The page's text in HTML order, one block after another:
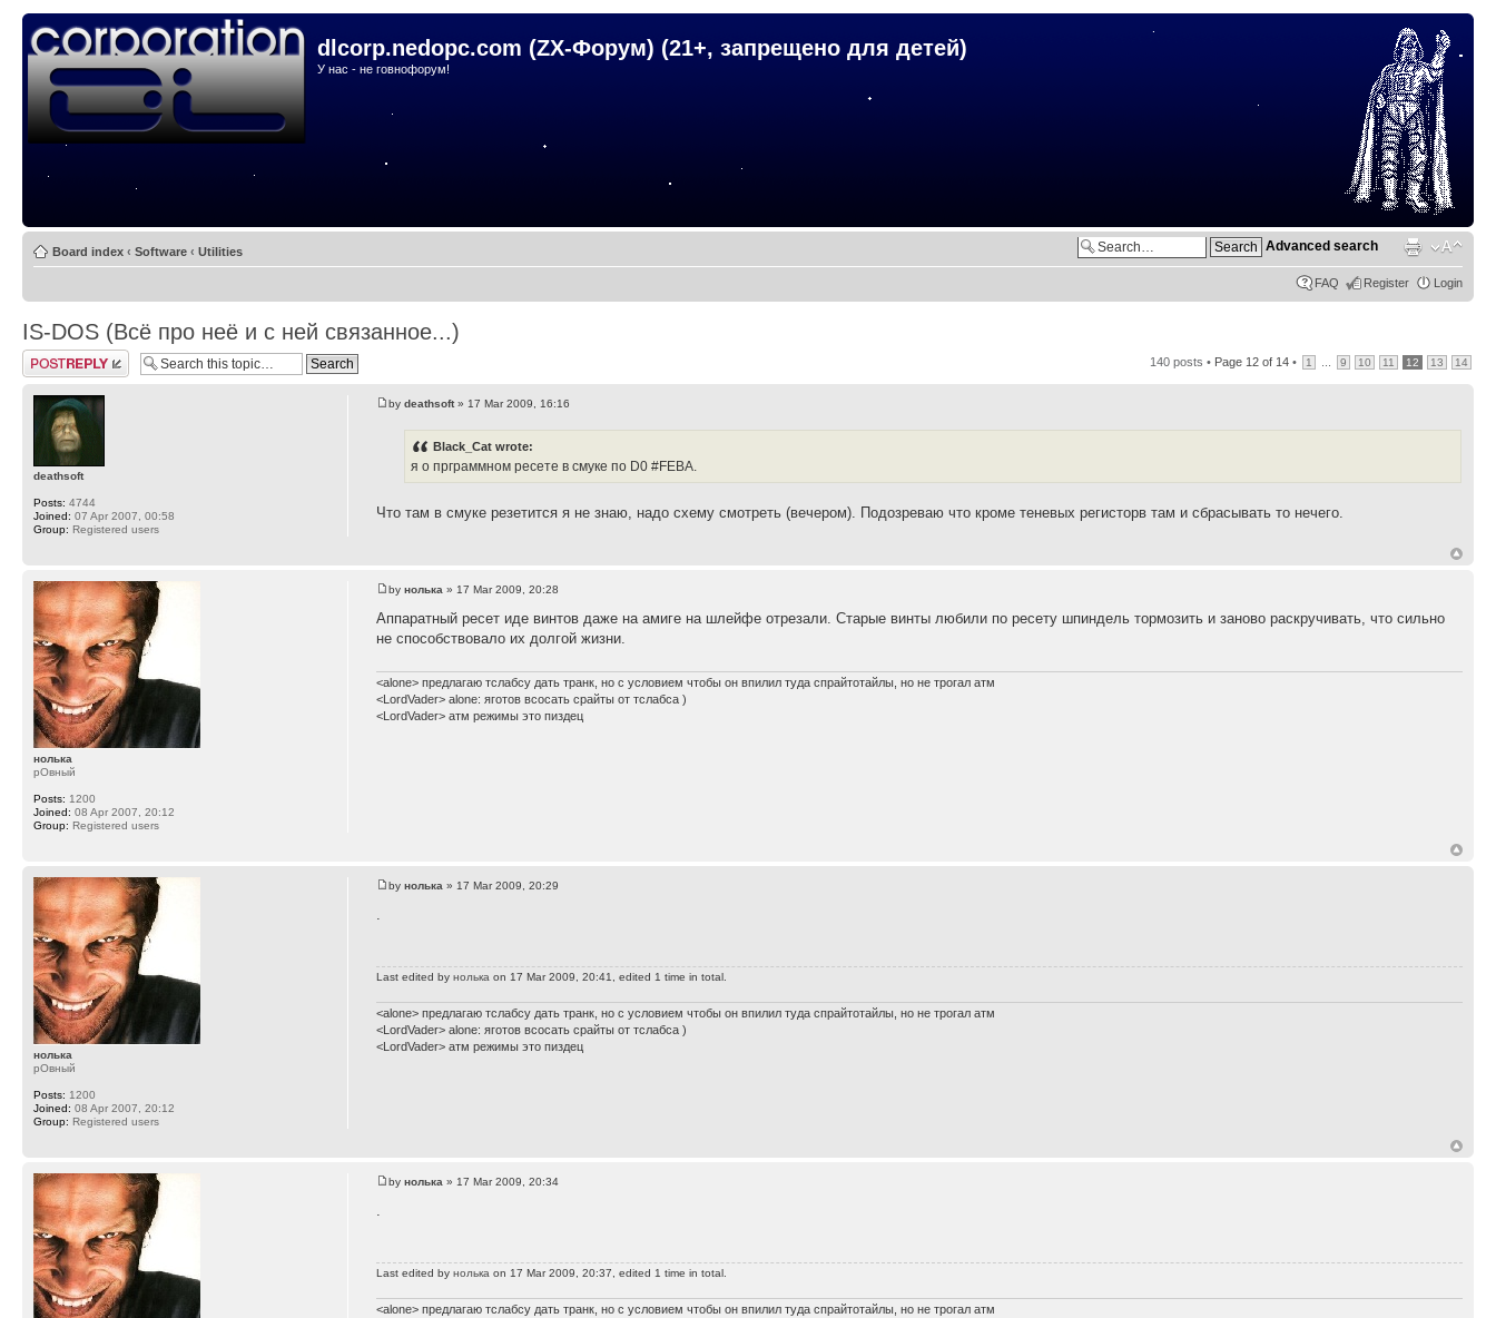
dlcorp.nedopc.com (ZX-Форум) (21+, запрещено для детей)
У нас - не говнофорум!
Board index ‹ Software ‹ Utilities Advanced search
FAQ Register Login
IS-DOS (Всё про неё и с ней связанное...)
Post a reply 140 posts • Page 12 of 14 • 1 9 10 11 12 13 14
bydeathsoft» 17 Mar 2009, 16:16
Black_Cat wrote:
я о прграммном ресете в смуке по D0 #FEBA.
Что там в смуке резетится я не знаю, надо схему смотреть (вечером). Подозреваю что кроме теневых регисторв там и сбрасывать то нечего.
deathsoft
Posts: 4744
Joined: 07 Apr 2007, 00:58
Group: Registered users
byнолька » 17 Mar 2009, 20:28
Аппаратный ресет иде винтов даже на амиге на шлейфе отрезали. Старые винты любили по ресету шпиндель тормозить и заново раскручивать, что сильно
не способствовало их долгой жизни.
<alone> предлагаю тслабсу дать транк, но с условием чтобы он впилил туда спрайтотайлы, но не трогал атм
<LordVader> alone: яготов всосать срайты от тслабса )
<LordVader> атм режимы это пиздец
нолька
рОвный
Posts: 1200
Joined: 08 Apr 2007, 20:12
Group: Registered users
byнолька » 17 Mar 2009, 20:29
Last edited byнолька on 17 Mar 2009, 20:41, edited 1 time in total.
<alone> предлагаю тслабсу дать транк, но с условием чтобы он впилил туда спрайтотайлы, но не трогал атм
<LordVader> alone: яготов всосать срайты от тслабса )
<LordVader> атм режимы это пиздец
нолька
рОвный
Posts: 1200
Joined: 08 Apr 2007, 20:12
Group: Registered users
byнолька » 17 Mar 2009, 20:34
Last edited byнолька on 17 Mar 2009, 20:37, edited 1 time in total.
<alone> предлагаю тслабсу дать транк, но с условием чтобы он впилил туда спрайтотайлы, но не трогал атм